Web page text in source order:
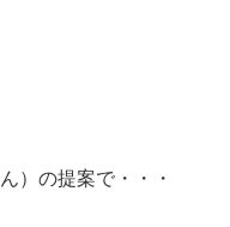
）の提案で・・・